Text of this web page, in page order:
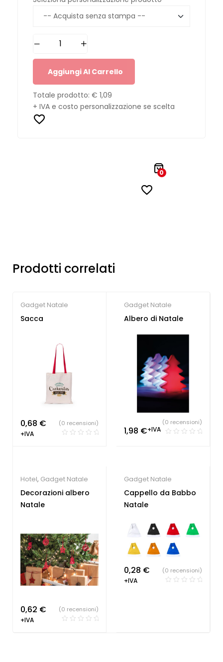
Aggiungi Al Carrello
Totale prodotto: € 1,09
+ IVA e costo personalizzazione se scelta
0
Prodotti correlati
Gadget Natale
Sacca
0,68 €
+IVA
(0 recensioni)
Gadget Natale
Albero di Natale
1,98 €+IVA
(0 recensioni)
Hotel, Gadget Natale
Decorazioni albero
Natale
0,62 €
+IVA
(0 recensioni)
Gadget Natale
Cappello da Babbo
Natale
0,28 €
+IVA
(0 recensioni)